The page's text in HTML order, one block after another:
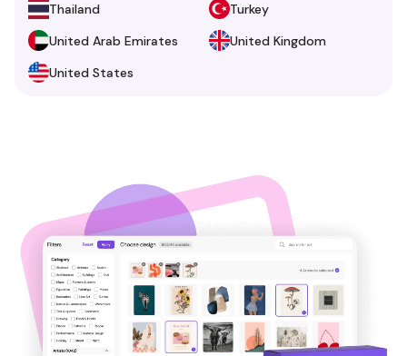
Thailand
Turkey
United Arab Emirates
United Kingdom
United States